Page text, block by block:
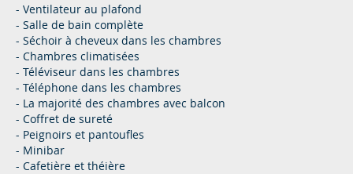
- Ventilateur au plafond
- Salle de bain complète
- Séchoir à cheveux dans les chambres
- Chambres climatisées
- Téléviseur dans les chambres
- Téléphone dans les chambres
- La majorité des chambres avec balcon
- Coffret de sureté
- Peignoirs et pantoufles
- Minibar
- Cafetière et théière